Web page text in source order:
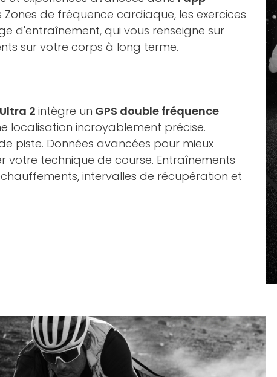
de fréquence cardiaque, les exercices
d'entraînement, qui vous renseigne sur
sur votre corps à long terme.
2 intègre un GPS double fréquence
localisation incroyablement précise.
piste. Données avancées pour mieux
votre technique de course. Entraînements
intervalles de récupération et